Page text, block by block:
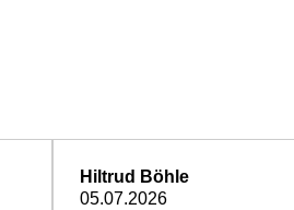
Hiltrud Böhle
05.07.2026